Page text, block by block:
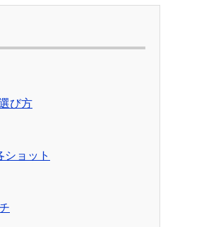
び方
ショット